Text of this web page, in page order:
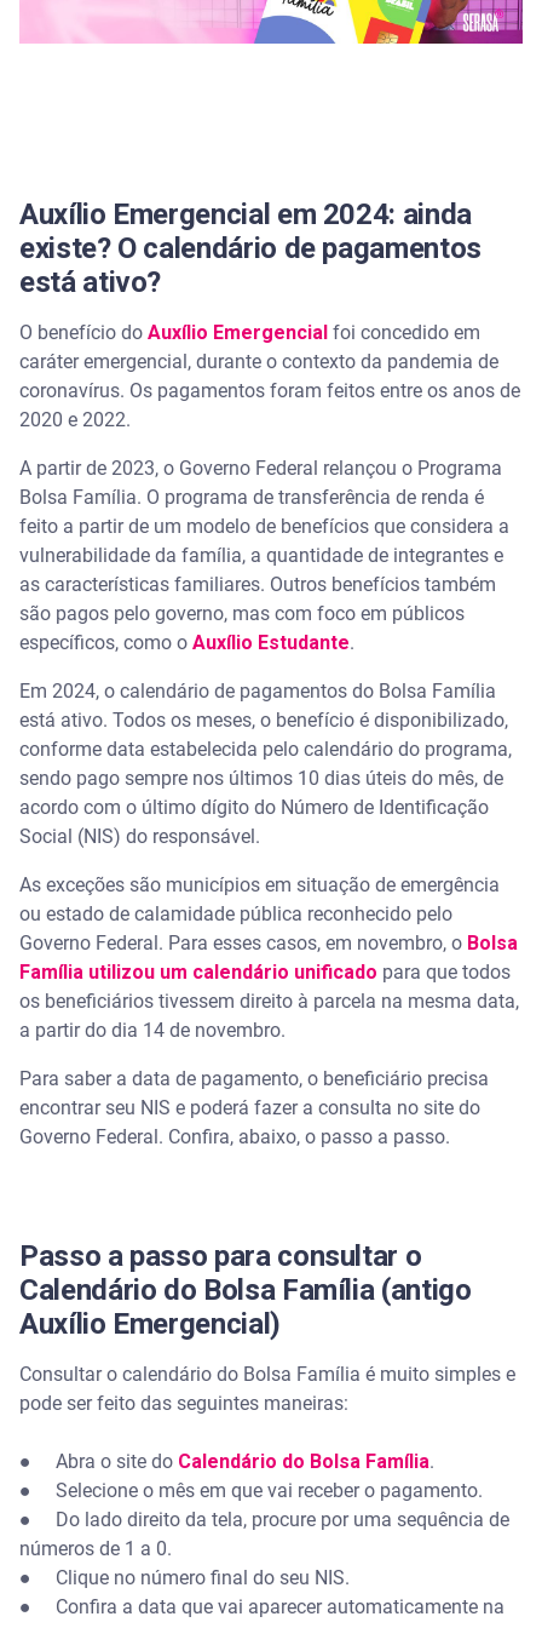
Auxílio Emergencial em 2024: ainda
existe? O calendário de pagamentos
está ativo?
O benefício do Auxílio Emergencial foi concedido em
caráter emergencial, durante o contexto da pandemia de
coronavírus. Os pagamentos foram feitos entre os anos de
2020 e 2022.
A partir de 2023, o Governo Federal relançou o Programa
Bolsa Família. O programa de transferência de renda é
feito a partir de um modelo de benefícios que considera a
vulnerabilidade da família, a quantidade de integrantes e
as características familiares. Outros benefícios também
são pagos pelo governo, mas com foco em públicos
específicos, como o Auxílio Estudante.
Em 2024, o calendário de pagamentos do Bolsa Família
está ativo. Todos os meses, o benefício é disponibilizado,
conforme data estabelecida pelo calendário do programa,
sendo pago sempre nos últimos 10 dias úteis do mês, de
acordo com o último dígito do Número de Identificação
Social (NIS) do responsável.
As exceções são municípios em situação de emergência
ou estado de calamidade pública reconhecido pelo
Governo Federal. Para esses casos, em novembro, o Bolsa
Família utilizou um calendário unificado para que todos
os beneficiários tivessem direito à parcela na mesma data,
a partir do dia 14 de novembro.
Para saber a data de pagamento, o beneficiário precisa
encontrar seu NIS e poderá fazer a consulta no site do
Governo Federal. Confira, abaixo, o passo a passo.
Passo a passo para consultar o
Calendário do Bolsa Família (antigo
Auxílio Emergencial)
Consultar o calendário do Bolsa Família é muito simples e
pode ser feito das seguintes maneiras:
● Abra o site do Calendário do Bolsa Família.
● Selecione o mês em que vai receber o pagamento.
● Do lado direito da tela, procure por uma sequência de
números de 1 a 0.
● Clique no número final do seu NIS.
● Confira a data que vai aparecer automaticamente na